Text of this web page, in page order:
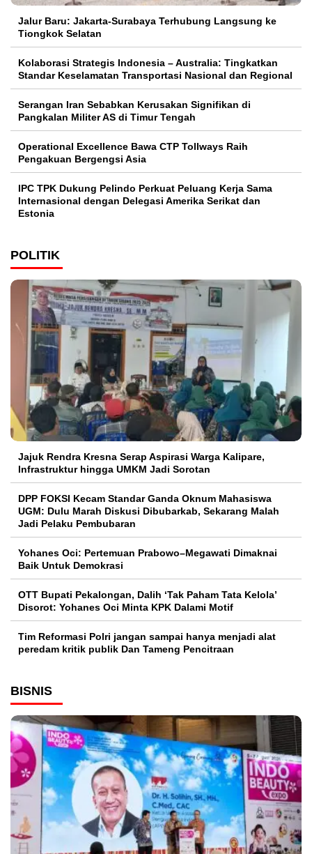
Jalur Baru: Jakarta-Surabaya Terhubung Langsung ke
Tiongkok Selatan
Kolaborasi Strategis Indonesia – Australia: Tingkatkan
Standar Keselamatan Transportasi Nasional dan Regional
Serangan Iran Sebabkan Kerusakan Signifikan di
Pangkalan Militer AS di Timur Tengah
Operational Excellence Bawa CTP Tollways Raih
Pengakuan Bergengsi Asia
IPC TPK Dukung Pelindo Perkuat Peluang Kerja Sama
Internasional dengan Delegasi Amerika Serikat dan
Estonia
POLITIK
Jajuk Rendra Kresna Serap Aspirasi Warga Kalipare,
Infrastruktur hingga UMKM Jadi Sorotan
DPP FOKSI Kecam Standar Ganda Oknum Mahasiswa
UGM: Dulu Marah Diskusi Dibubarkab, Sekarang Malah
Jadi Pelaku Pembubaran
Yohanes Oci: Pertemuan Prabowo–Megawati Dimaknai
Baik Untuk Demokrasi
OTT Bupati Pekalongan, Dalih ‘Tak Paham Tata Kelola’
Disorot: Yohanes Oci Minta KPK Dalami Motif
Tim Reformasi Polri jangan sampai hanya menjadi alat
peredam kritik publik Dan Tameng Pencitraan
BISNIS